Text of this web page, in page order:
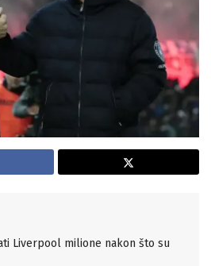
Liverpool milione nakon što su